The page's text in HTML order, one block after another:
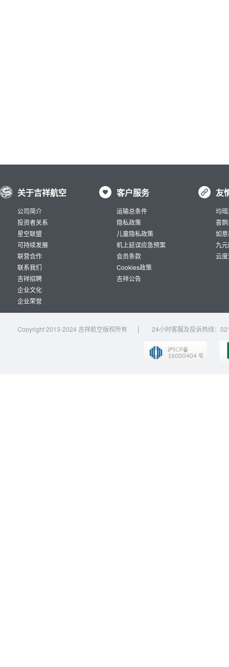
关于吉祥航空
公司简介
投资者关系
星空联盟
可持续发展
联营合作
联系我们
吉祥招聘
企业文化
企业荣誉
客户服务
运输总条件
隐私政策
儿童隐私政策
机上延误应急预案
会员条款
Cookies政策
吉祥公告
友
均
喜
如
九
云
Copyright 2013-2024 吉祥航空版权所有 | 24小时客服及投诉热线：